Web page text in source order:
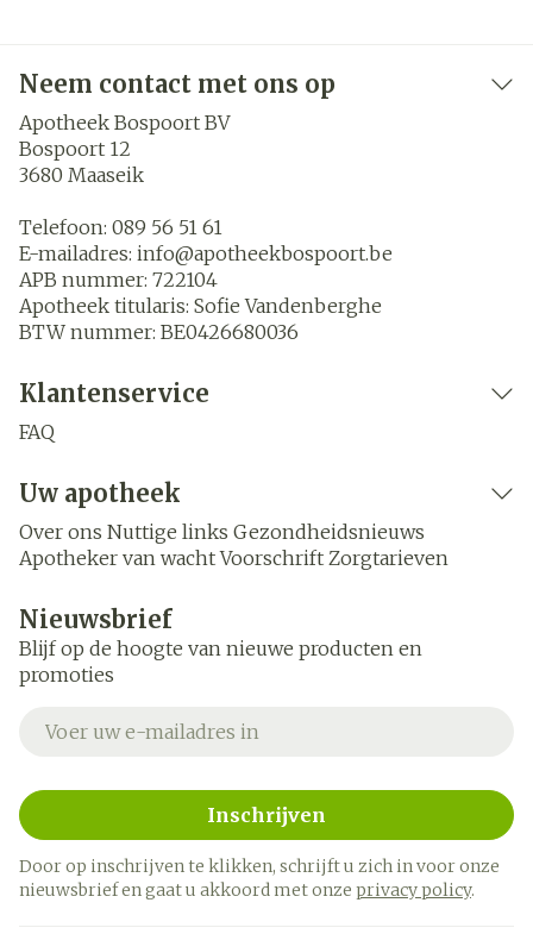
Neem contact met ons op
Apotheek Bospoort BV
Bospoort 12
3680 Maaseik
Telefoon: 089 56 51 61
E-mailadres: info@apotheekbospoort.be
APB nummer: 722104
Apotheek titularis: Sofie Vandenberghe
BTW nummer: BE0426680036
Klantenservice
FAQ
Uw apotheek
Over ons Nuttige links Gezondheidsnieuws
Apotheker van wacht Voorschrift Zorgtarieven
Nieuwsbrief
Blijf op de hoogte van nieuwe producten en
promoties
Inschrijven
Door op inschrijven te klikken, schrijft u zich in voor onze
nieuwsbrief en gaat u akkoord met onze privacy policy.